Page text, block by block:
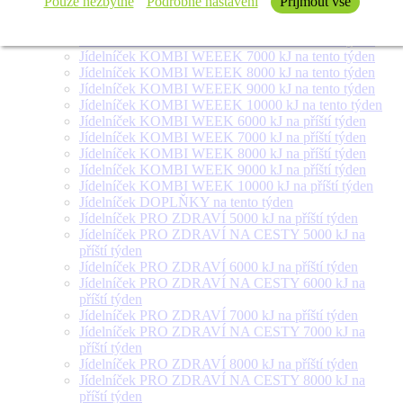
týden
Jídelníček KOMBI WEEEK 7000 kJ na tento týden
Jídelníček KOMBI WEEEK 8000 kJ na tento týden
Jídelníček KOMBI WEEEK 9000 kJ na tento týden
Jídelníček KOMBI WEEEK 10000 kJ na tento týden
Jídelníček KOMBI WEEK 6000 kJ na příští týden
Jídelníček KOMBI WEEK 7000 kJ na příští týden
Jídelníček KOMBI WEEK 8000 kJ na příští týden
Jídelníček KOMBI WEEK 9000 kJ na příští týden
Jídelníček KOMBI WEEK 10000 kJ na příští týden
Jídelníček DOPLŇKY na tento týden
Jídelníček PRO ZDRAVÍ 5000 kJ na příští týden
Jídelníček PRO ZDRAVÍ NA CESTY 5000 kJ na
příští týden
Jídelníček PRO ZDRAVÍ 6000 kJ na příští týden
Jídelníček PRO ZDRAVÍ NA CESTY 6000 kJ na
příští týden
Jídelníček PRO ZDRAVÍ 7000 kJ na příští týden
Jídelníček PRO ZDRAVÍ NA CESTY 7000 kJ na
příští týden
Jídelníček PRO ZDRAVÍ 8000 kJ na příští týden
Jídelníček PRO ZDRAVÍ NA CESTY 8000 kJ na
příští týden